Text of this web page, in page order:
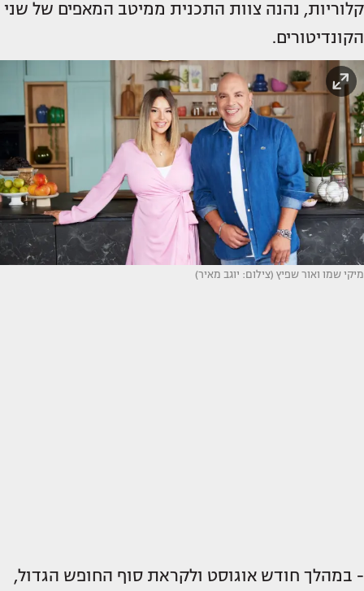
קלוריות, נהנה צוות התכנית ממיטב המאפים של שני
הקונדיטורים.
מיקי שמו ואור שפיץ (צילום: יוגב מאיר)
- במהלך חודש אוגוסט ולקראת סוף החופש הגדול,